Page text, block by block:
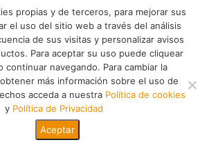
nosotros
Política de privacidad
de Uso
Política de Cookies
propias y de terceros, para mejorar sus
el uso del sitio web a través del análisis
de sus visitas y personalizar avisos
Para aceptar su uso puede cliquear
continuar navegando. Para cambiar la
más información sobre el uso de
acceda a nuestra Política de cookies
y Política de Privacidad
Aceptar